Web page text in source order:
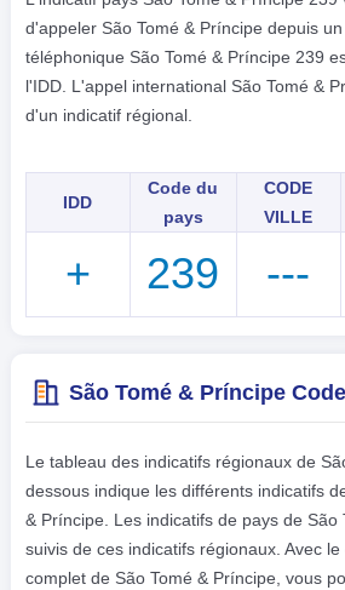
d'appeler São Tomé & Príncipe depuis
téléphonique São Tomé & Príncipe 239
l'IDD. L'appel international São Tomé &
d'un indicatif régional.
IDD
Code du
pays
CODE
VILLE
+ 239 ---
São Tomé & Príncipe
Le tableau des indicatifs régionaux de
dessous indique les différents indicatifs
& Príncipe. Les indicatifs de pays de São
suivis de ces indicatifs régionaux. Avec
complet de São Tomé & Príncipe, vous